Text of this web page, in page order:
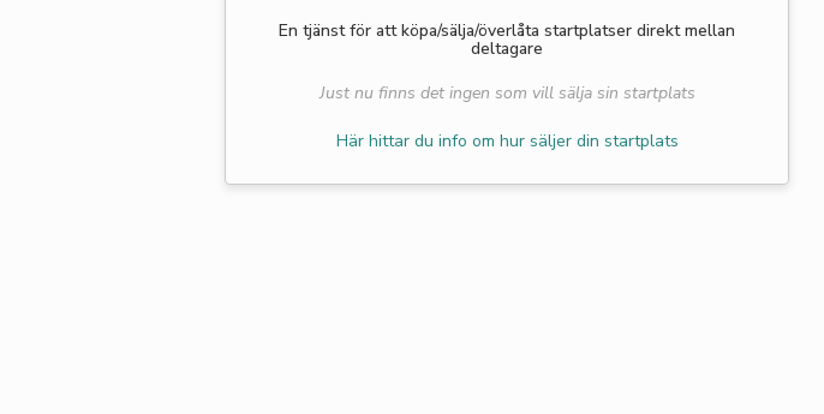
En tjänst för att köpa/sälja/överlåta startplatser direkt mellan
deltagare
Just nu finns det ingen som vill sälja sin startplats
Här hittar du info om hur säljer din startplats